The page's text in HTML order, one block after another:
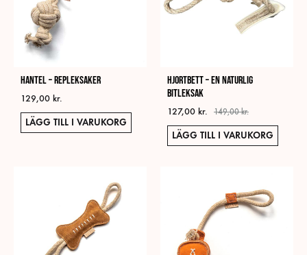
Hantel – Repleksaker
129,00 kr.
LÄGG TILL I VARUKORG
Hjortbett – En naturlig
bitleksak
127,00 kr. 149,00kr.
LÄGG TILL I VARUKORG